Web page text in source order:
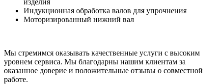
изделия
Индукционная обработка валов для упрочнения
Моторизированный нижний вал
Мы стремимся оказывать качественные услуги с высоким
уровнем сервиса. Мы благодарны нашим клиентам за
оказанное доверие и положительные отзывы о совместной
работе.